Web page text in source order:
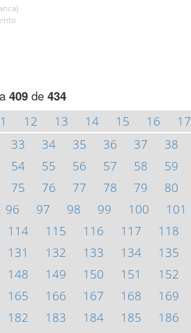
409de 434
12 13 14 15 16 17
33 34 35 36 37 38
54 55 56 57 58 59
75 76 77 78 79 80
96 97 98 99 100 101
114 115 116 117 118
131 132 133 134 135
148 149 150 151 152
165 166 167 168 169
182 183 184 185 186